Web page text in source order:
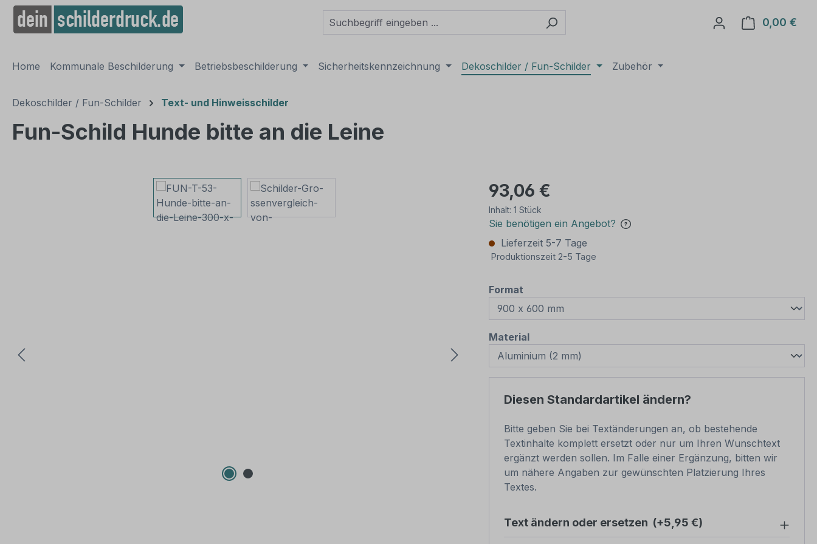
Zur Hauptnavigation springen
0,00 €
Home Kommunale Beschilderung Betriebsbeschilderung Sicherheitskennzeichnung Dekoschilder / Fun-Schilder Zubehör
Dekoschilder / Fun-Schilder Text- und Hinweisschilder
Fun-Schild Hunde bitte an die Leine
93,06 €
Inhalt: 1 Stück
Sie benötigen ein Angebot?
Lieferzeit 5-7 Tage
Produktionszeit 2-5 Tage
Format
Materialauswählen
Diesen Standardartikel ändern?
Bitte geben Sie bei Textänderungen an, ob bestehende
Textinhalte komplett ersetzt oder nur um Ihren Wunschtext
ergänzt werden sollen. Im Falle einer Ergänzung, bitten wir
um nähere Angaben zur gewünschten Platzierung Ihres
Textes.
Text ändern oder ersetzen (+5,95 €)